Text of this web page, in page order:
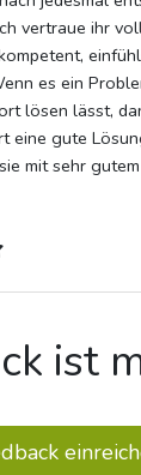
vertraue ihr
es ein
lösen lässt,
eine gute
mit sehr
ist